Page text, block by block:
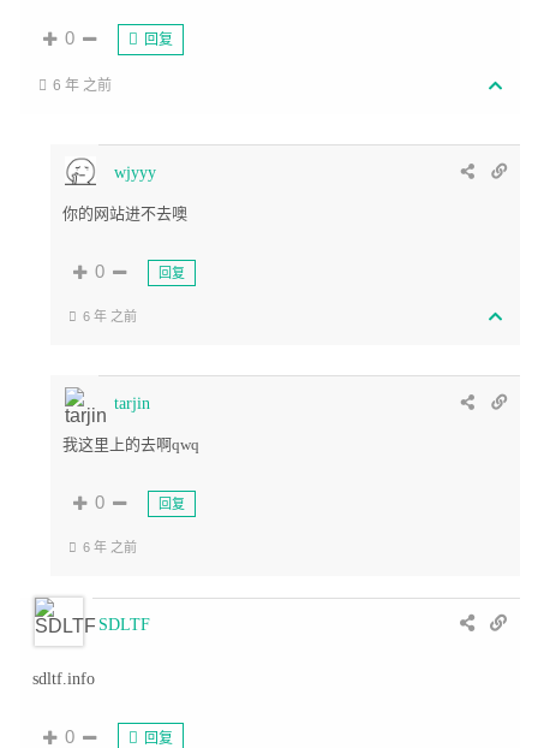
0 回复
6 年 之前
wjyyy
你的网站进不去噢
0 回复
6 年 之前
tarjin
我这里上的去啊qwq
0 回复
6 年 之前
SDLTF
sdltf.info
0 回复